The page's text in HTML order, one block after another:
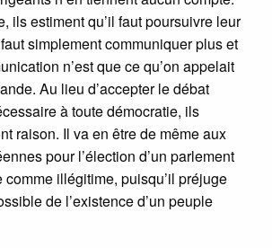
ils estiment qu’il faut poursuivre leur
simplement communiquer plus et
n’est que ce qu’on appelait
Au lieu d’accepter le débat
à toute démocratie, ils
raison. Il va en être de même aux
pour l’élection d’un parlement
illégitime, puisqu’il préjuge
de l’existence d’un peuple